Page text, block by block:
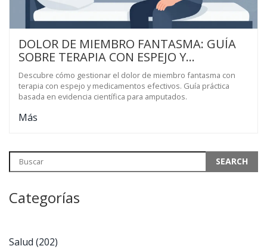
DOLOR DE MIEMBRO FANTASMA: GUÍA
SOBRE TERAPIA CON ESPEJO Y
MEDICAMENTOS
Descubre cómo gestionar el dolor de miembro fantasma con
terapia con espejo y medicamentos efectivos. Guía práctica
basada en evidencia científica para amputados.
Más
Categorías
Salud (202)